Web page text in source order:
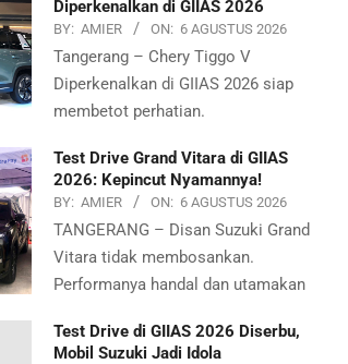
Diperkenalkan di GIIAS 2026
BY: AMIER ON: 6 AGUSTUS 2026
Tangerang – Chery Tiggo V
Diperkenalkan di GIIAS 2026 siap
membetot perhatian.
Test Drive Grand Vitara di GIIAS
2026: Kepincut Nyamannya!
BY: AMIER ON: 6 AGUSTUS 2026
TANGERANG – Disan Suzuki Grand
Vitara tidak membosankan.
Performanya handal dan utamakan
Test Drive di GIIAS 2026 Diserbu,
Mobil Suzuki Jadi Idola